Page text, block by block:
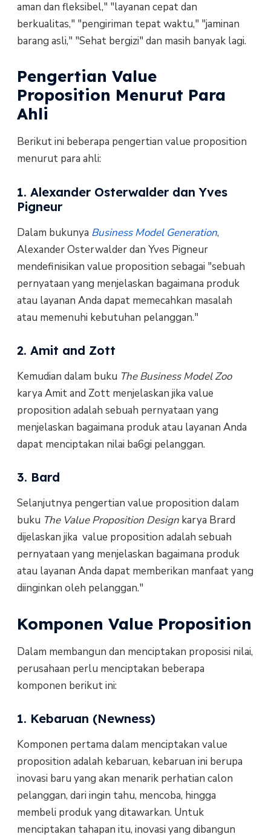
aman dan fleksibel," "layanan cepat dan
berkualitas," "pengiriman tepat waktu," "jaminan
barang asli," "Sehat bergizi" dan masih banyak lagi.
Pengertian Value
Proposition Menurut Para
Ahli
Berikut ini beberapa pengertian value proposition
menurut para ahli:
1. Alexander Osterwalder dan Yves
Pigneur
Dalam bukunya Business Model Generation,
Alexander Osterwalder dan Yves Pigneur
mendefinisikan value proposition sebagai "sebuah
pernyataan yang menjelaskan bagaimana produk
atau layanan Anda dapat memecahkan masalah
atau memenuhi kebutuhan pelanggan."
2. Amit and Zott
Kemudian dalam buku The Business Model Zoo
karya Amit and Zott menjelaskan jika value
proposition adalah sebuah pernyataan yang
menjelaskan bagaimana produk atau layanan Anda
dapat menciptakan nilai ba6gi pelanggan.
3. Bard
Selanjutnya pengertian value proposition dalam
buku The Value Proposition Designkarya Brard
dijelaskan jika value proposition adalah sebuah
pernyataan yang menjelaskan bagaimana produk
atau layanan Anda dapat memberikan manfaat yang
diinginkan oleh pelanggan."
Komponen Value Proposition
Dalam membangun dan menciptakan proposisi nilai,
perusahaan perlu menciptakan beberapa
komponen berikut ini:
1. Kebaruan (Newness)
Komponen pertama dalam menciptakan value
proposition adalah kebaruan, kebaruan ini berupa
inovasi baru yang akan menarik perhatian calon
pelanggan, dari ingin tahu, mencoba, hingga
membeli produk yang ditawarkan. Untuk
menciptakan tahapan itu, inovasi yang dibangun